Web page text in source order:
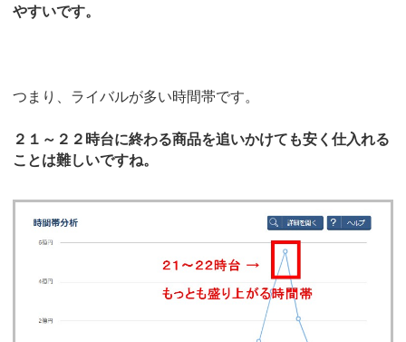
やすいです。
つまり、ライバルが多い時間帯です。
２１～２２時台に終わる商品を追いかけても安く仕入れる
ことは難しいですね。